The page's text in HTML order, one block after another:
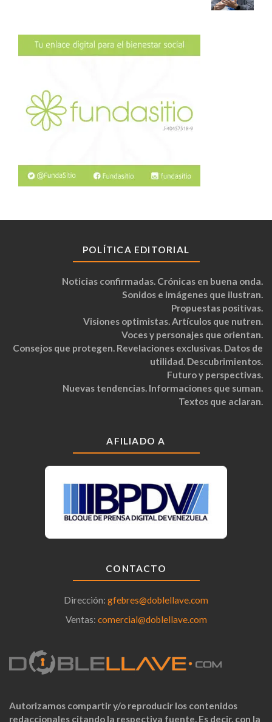
POLÍTICA EDITORIAL
Noticias confirmadas. Crónicas en buena onda.
Sonidos e imágenes que ilustran.
Propuestas positivas.
Visiones optimistas. Artículos que nutren.
Voces y personajes que orientan.
Consejos que protegen. Revelaciones exclusivas. Datos de
utilidad. Descubrimientos.
Futuro y perspectivas.
Nuevas tendencias. Informaciones que suman.
Textos que aclaran.
AFILIADO A
CONTACTO
Dirección: gfebres@doblellave.com
Ventas: comercial@doblellave.com
Autorizamos compartir y/o reproducir los contenidos
redaccionales citando la respectiva fuente. Es decir, con la